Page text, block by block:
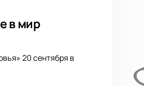
в мир
20 сентября в